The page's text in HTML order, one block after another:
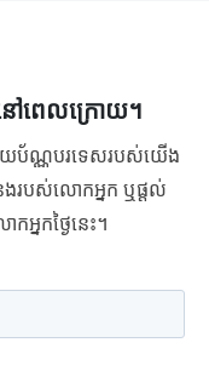
ៅពេលក្រោយ។
បិយប័ណ្ណបរទេសរបស់យើង
ងរបស់លោកអ្នក ឬផ្តល់
អ្នកថ្ងៃនេះ។